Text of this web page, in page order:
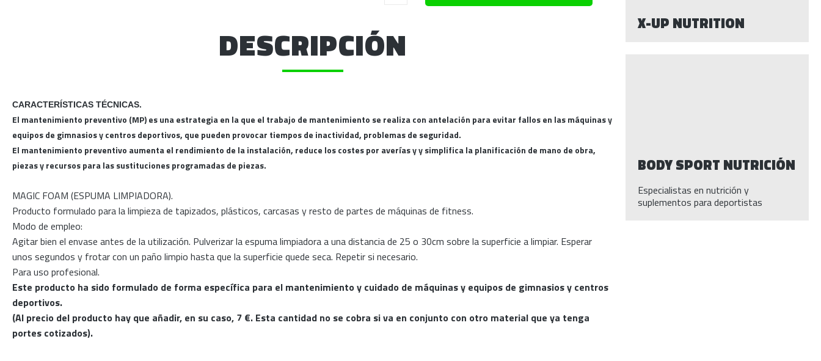
DESCRIPCIÓN
CARACTERÍSTICAS TÉCNICAS.
El mantenimiento preventivo (MP) es una estrategia en la que el trabajo de mantenimiento se realiza con antelación para evitar fallos en las máquinas y
equipos de gimnasios y centros deportivos, que pueden provocar tiempos de inactividad, problemas de seguridad.
El mantenimiento preventivo aumenta el rendimiento de la instalación, reduce los costes por averías y y simplifica la planificación de mano de obra,
piezas y recursos para las sustituciones programadas de piezas.
MAGIC FOAM (ESPUMA LIMPIADORA).
Producto formulado para la limpieza de tapizados, plásticos, carcasas y resto de partes de máquinas de fitness.
Modo de empleo:
Agitar bien el envase antes de la utilización. Pulverizar la espuma limpiadora a una distancia de 25 o 30cm sobre la superficie a limpiar. Esperar
unos segundos y frotar con un paño limpio hasta que la superficie quede seca. Repetir si necesario.
Para uso profesional.
Este producto ha sido formulado de forma específica para el mantenimiento y cuidado de máquinas y equipos de gimnasios y centros
deportivos.
(Al precio del producto hay que añadir, en su caso, 7 €. Esta cantidad no se cobra si va en conjunto con otro material que ya tenga
portes cotizados).
X-UP NUTRITION
BODY SPORT NUTRICIÓN
Especialistas en nutrición y
suplementos para deportistas